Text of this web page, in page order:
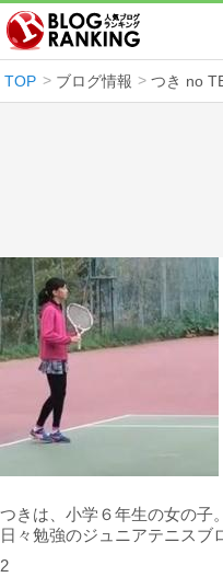
TOP ブログ情報 つき no
つきは、小学６年生の女の子
日々勉強のジュニアテニスブ
2